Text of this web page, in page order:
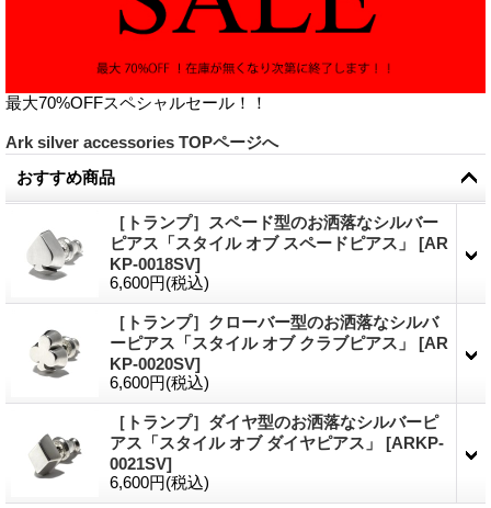
最大70%OFFスペシャルセール！！
Ark silver accessories TOPページへ
おすすめ商品
［トランプ］スペード型のお洒落なシルバー
ピアス「スタイル オブ スペードピアス」 [AR
KP-0018SV]
6,600円(税込)
［トランプ］クローバー型のお洒落なシルバ
ーピアス「スタイル オブ クラブピアス」 [AR
KP-0020SV]
6,600円(税込)
［トランプ］ダイヤ型のお洒落なシルバーピ
アス「スタイル オブ ダイヤピアス」 [ARKP-
0021SV]
6,600円(税込)